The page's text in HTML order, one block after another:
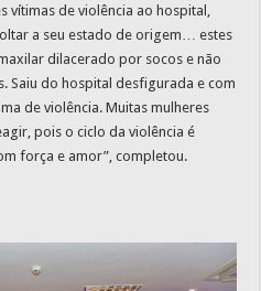
vítimas de violência ao hospital,
a seu estado de origem… estes
dilacerado por socos e não
Saiu do hospital desfigurada e com
de violência. Muitas mulheres
pois o ciclo da violência é
força e amor”, completou.